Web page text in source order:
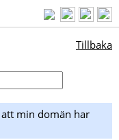
Tillbaka
min domän har